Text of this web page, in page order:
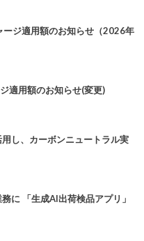
ージ適用額のお知らせ（2026年
適用額のお知らせ(変更)
し、カーボンニュートラル実
に 「生成AI出荷検品アプリ」